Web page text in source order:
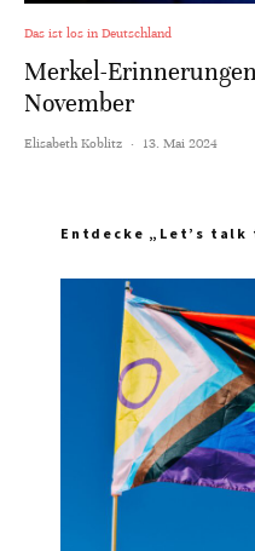
Das ist los in Deutschland
Merkel-
November
Elisabeth Koblitz · 13. Mai 2024
Entdecke „Let’s talk